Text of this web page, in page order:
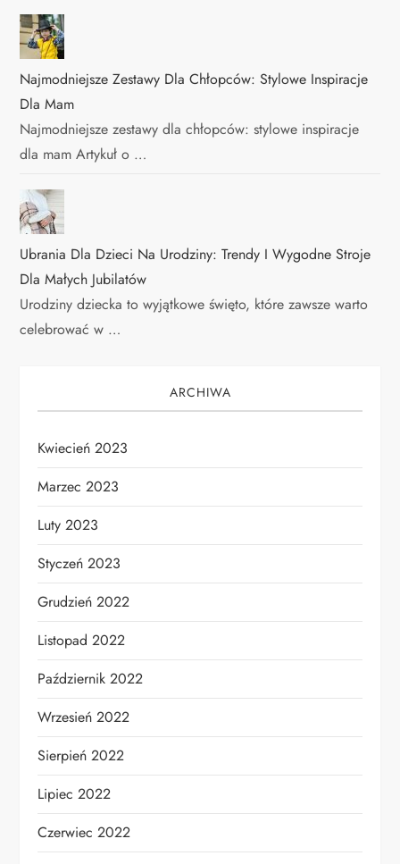
Najmodniejsze Zestawy Dla Chłopców: Stylowe Inspiracje
Dla Mam
Najmodniejsze zestawy dla chłopców: stylowe inspiracje
dla mam Artykuł o …
Ubrania Dla Dzieci Na Urodziny: Trendy I Wygodne Stroje
Dla Małych Jubilatów
Urodziny dziecka to wyjątkowe święto, które zawsze warto
celebrować w …
ARCHIWA
Kwiecień 2023
Marzec 2023
Luty 2023
Styczeń 2023
Grudzień 2022
Listopad 2022
Październik 2022
Wrzesień 2022
Sierpień 2022
Lipiec 2022
Czerwiec 2022